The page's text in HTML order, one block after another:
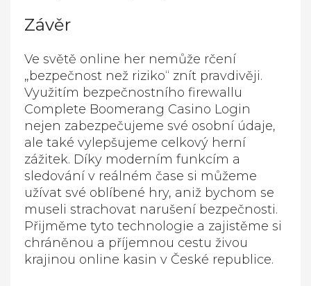
Závěr
Ve světě online her nemůže rčení
„bezpečnost než riziko“ znít pravdivěji.
Využitím bezpečnostního firewallu
Complete Boomerang Casino Login
nejen zabezpečujeme své osobní údaje,
ale také vylepšujeme celkový herní
zážitek. Díky moderním funkcím a
sledování v reálném čase si můžeme
užívat své oblíbené hry, aniž bychom se
museli strachovat narušení bezpečnosti.
Přijměme tyto technologie a zajistěme si
chráněnou a příjemnou cestu živou
krajinou online kasin v České republice.